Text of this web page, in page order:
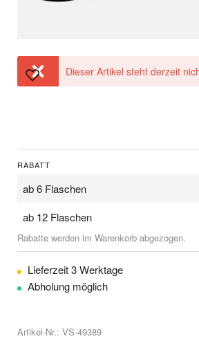
Dieser Artikel steht derzeit
RABATT
ab6 Flaschen
ab 12 Flaschen
Rabatte werden im Warenkorb abgezogen.
Lieferzeit 3 Werktage
Abholung möglich
Artikel-Nr.: VS-49389